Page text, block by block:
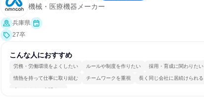
機械・医療機器メーカー
兵庫県
27卒
こんな人におすすめ
労務・労働環境をよくしたい ルールや制度を作りたい 採用・育成に関わりたい
情熱を持って仕事に取り組む チームワークを重視 長く同じ会社に居続けられる
人とたくさん会話する